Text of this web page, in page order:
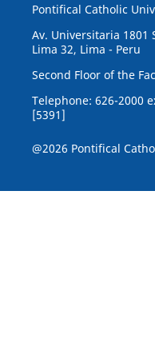
Pontifical Catholic
Av. Universitaria 1801
Lima 32, Lima - Peru
Second Floor of the
Telephone: 626-2000
[5391]
@2026 Pontifical